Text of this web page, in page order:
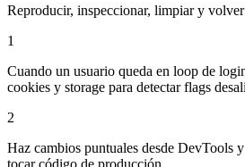
Reproducir, inspeccionar, limpiar y volver
1
Cuando un usuario queda en loop de
cookies y storage para detectar flags
2
Haz cambios puntuales desde DevTools
tocar código de producción.